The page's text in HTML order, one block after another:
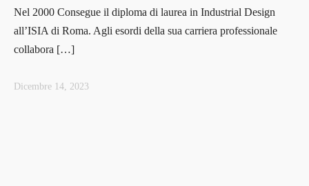
Nel 2000 Consegue il diploma di laurea in Industrial Design
all’ISIA di Roma. Agli esordi della sua carriera professionale
collabora […]
Dicembre 14, 2023